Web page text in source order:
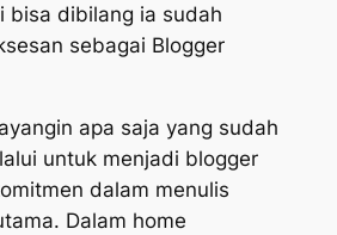
bisa dibilang ia sudah
sebagai Blogger
apa saja yang sudah
untuk menjadi blogger
dalam menulis
Dalam home